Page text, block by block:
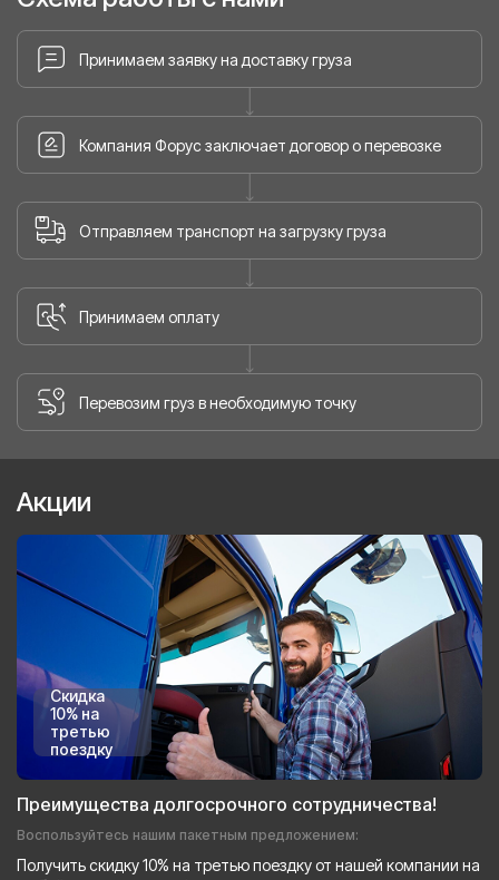
Принимаем заявку на доставку груза
Компания Форус заключает договор о перевозке
Отправляем транспорт на загрузку груза
Принимаем оплату
Перевозим груз в необходимую точку
Акции
Скидка
10% на
третью
поездку
Преимущества долгосрочного сотрудничества!
Воспользуйтесь нашим пакетным предложением:
Получить скидку 10% на третью поездку от нашей компании на